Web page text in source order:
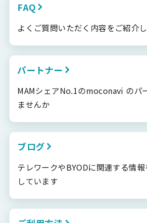
FAQ
よくご質問いただく内容をご紹介
パートナー
MAMシェアNo.1のmoconavi のパ
ませんか
ブログ
テレワークやBYODに関連する情
しています